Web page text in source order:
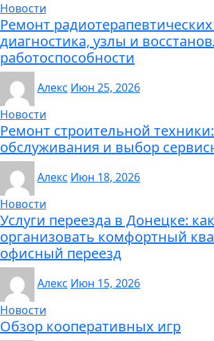
Новости
Ремонт
диагностика, узлы и
работоспособности
Алекс Июн 25, 2026
Новости
Ремонт строительной
обслуживания и выбор
Алекс Июн 18, 2026
Новости
Услуги переезда в Донецке: как
организовать комфортный
офисный переезд
Алекс Июн 15, 2026
Новости
Обзор кооперативных игр